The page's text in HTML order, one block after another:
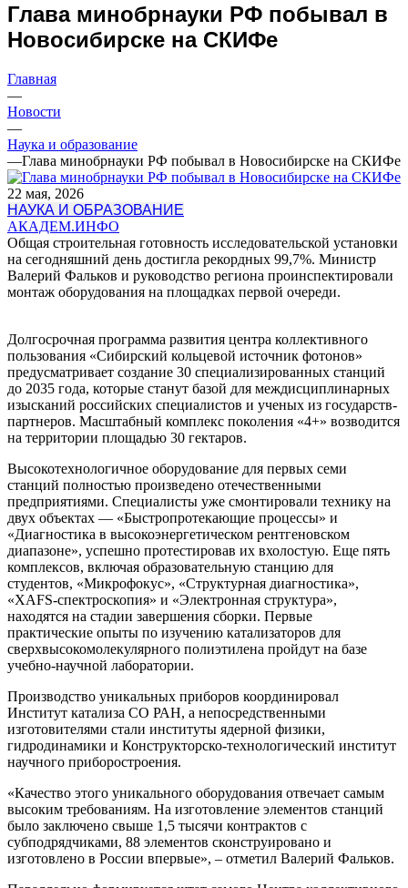
Глава минобрнауки РФ побывал в
Новосибирске на СКИФе
Главная
—
Новости
—
Наука и образование
—Глава минобрнауки РФ побывал в Новосибирске на СКИФе
22 мая, 2026
НАУКА И ОБРАЗОВАНИЕ
АКАДЕМ.ИНФО
Общая строительная готовность исследовательской установки
на сегодняшний день достигла рекордных 99,7%. Министр
Валерий Фальков и руководство региона проинспектировали
монтаж оборудования на площадках первой очереди.
Долгосрочная программа развития центра коллективного
пользования «Сибирский кольцевой источник фотонов»
предусматривает создание 30 специализированных станций
до 2035 года, которые станут базой для междисциплинарных
изысканий российских специалистов и ученых из государств-
партнеров. Масштабный комплекс поколения «4+» возводится
на территории площадью 30 гектаров.
Высокотехнологичное оборудование для первых семи
станций полностью произведено отечественными
предприятиями. Специалисты уже смонтировали технику на
двух объектах — «Быстропротекающие процессы» и
«Диагностика в высокоэнергетическом рентгеновском
диапазоне», успешно протестировав их вхолостую. Еще пять
комплексов, включая образовательную станцию для
студентов, «Микрофокус», «Структурная диагностика»,
«XAFS-спектроскопия» и «Электронная структура»,
находятся на стадии завершения сборки. Первые
практические опыты по изучению катализаторов для
сверхвысокомолекулярного полиэтилена пройдут на базе
учебно-научной лаборатории.
Производство уникальных приборов координировал
Институт катализа СО РАН, а непосредственными
изготовителями стали институты ядерной физики,
гидродинамики и Конструкторско-технологический институт
научного приборостроения.
«Качество этого уникального оборудования отвечает самым
высоким требованиям. На изготовление элементов станций
было заключено свыше 1,5 тысячи контрактов с
субподрядчиками, 88 элементов сконструировано и
изготовлено в России впервые», – отметил Валерий Фальков.